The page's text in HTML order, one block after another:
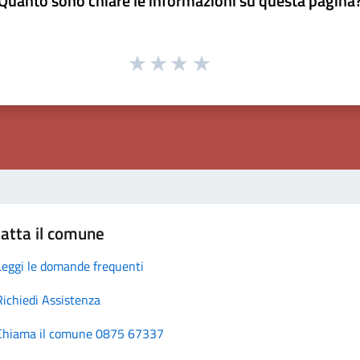
il comune
le domande frequenti
Assistenza
il comune 0875 67337